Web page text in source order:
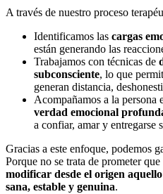
A través de nuestro proceso
Identificamos las cargas
están generando las
Trabajamos con técnicas de
subconsciente, lo que
generan distancia,
Acompañamos a la persona
verdad emocional
a confiar, amar y entregarse
Gracias a este enfoque, podemos
Porque no se trata de prometer
modificar desde el origen
sana, estable y genuina.